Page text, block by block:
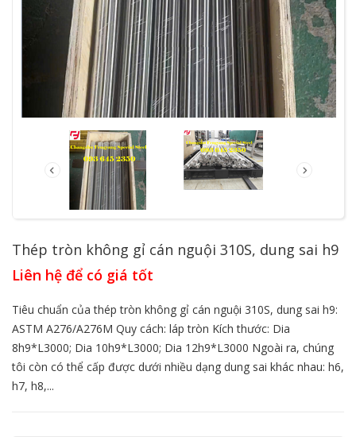
Thép tròn không gỉ cán nguội 310S, dung sai h9
Liên hệ để có giá tốt
Tiêu chuẩn của thép tròn không gỉ cán nguội 310S, dung sai h9:
ASTM A276/A276M Quy cách: láp tròn Kích thước: Dia
8h9*L3000; Dia 10h9*L3000; Dia 12h9*L3000 Ngoài ra, chúng
tôi còn có thể cấp được dưới nhiều dạng dung sai khác nhau: h6,
h7, h8,...